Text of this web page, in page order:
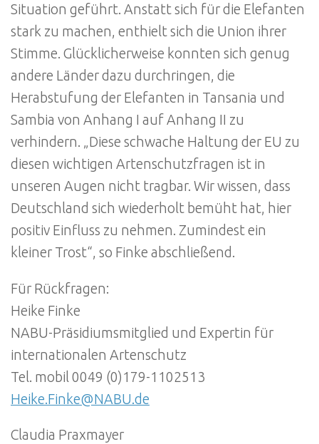
Situation geführt. Anstatt sich für die Elefanten
stark zu machen, enthielt sich die Union ihrer
Stimme. Glücklicherweise konnten sich genug
andere Länder dazu durchringen, die
Herabstufung der Elefanten in Tansania und
Sambia von Anhang I auf Anhang II zu
verhindern. „Diese schwache Haltung der EU zu
diesen wichtigen Artenschutzfragen ist in
unseren Augen nicht tragbar. Wir wissen, dass
Deutschland sich wiederholt bemüht hat, hier
positiv Einfluss zu nehmen. Zumindest ein
kleiner Trost“, so Finke abschließend.
Für Rückfragen:
Heike Finke
NABU-Präsidiumsmitglied und Expertin für
internationalen Artenschutz
Tel. mobil 0049 (0)179-1102513
Heike.Finke@NABU.de
Claudia Praxmayer